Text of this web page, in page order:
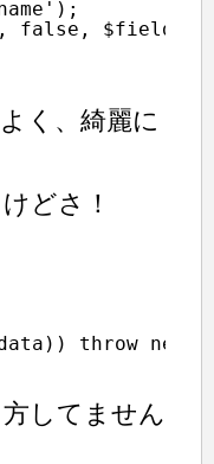
false, $fields);
く、綺麗に
どさ！
throw new
してません